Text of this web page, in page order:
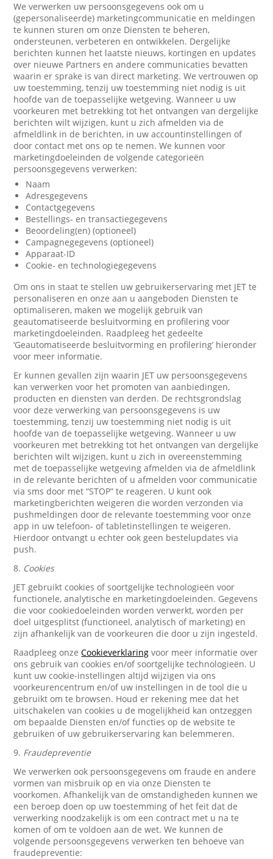
We verwerken uw persoonsgegevens ook om u
(gepersonaliseerde) marketingcommunicatie en meldingen
te kunnen sturen om onze Diensten te beheren,
ondersteunen, verbeteren en ontwikkelen. Dergelijke
berichten kunnen het laatste nieuws, kortingen en updates
over nieuwe Partners en andere communicaties bevatten
waarin er sprake is van direct marketing. We vertrouwen op
uw toestemming, tenzij uw toestemming niet nodig is uit
hoofde van de toepasselijke wetgeving. Wanneer u uw
voorkeuren met betrekking tot het ontvangen van dergelijke
berichten wilt wijzigen, kunt u zich afmelden via de
afmeldlink in de berichten, in uw accountinstellingen of
door contact met ons op te nemen. We kunnen voor
marketingdoeleinden de volgende categorieën
persoonsgegevens verwerken:
Naam
Adresgegevens
Contactgegevens
Bestellings- en transactiegegevens
Beoordeling(en) (optioneel)
Campagnegegevens (optioneel)
Apparaat-ID
Cookie- en technologiegegevens
Om ons in staat te stellen uw gebruikerservaring met JET te
personaliseren en onze aan u aangeboden Diensten te
optimaliseren, maken we mogelijk gebruik van
geautomatiseerde besluitvorming en profilering voor
marketingdoeleinden. Raadpleeg het gedeelte
‘Geautomatiseerde besluitvorming en profilering’ hieronder
voor meer informatie.
Er kunnen gevallen zijn waarin JET uw persoonsgegevens
kan verwerken voor het promoten van aanbiedingen,
producten en diensten van derden. De rechtsgrondslag
voor deze verwerking van persoonsgegevens is uw
toestemming, tenzij uw toestemming niet nodig is uit
hoofde van de toepasselijke wetgeving. Wanneer u uw
voorkeuren met betrekking tot het ontvangen van dergelijke
berichten wilt wijzigen, kunt u zich in overeenstemming
met de toepasselijke wetgeving afmelden via de afmeldlink
in de relevante berichten of u afmelden voor communicatie
via sms door met “STOP” te reageren. U kunt ook
marketingberichten weigeren die worden verzonden via
pushmeldingen door de relevante toestemming voor onze
app in uw telefoon- of tabletinstellingen te weigeren.
Hierdoor ontvangt u echter ook geen bestelupdates via
push.
8. Cookies
JET gebruikt cookies of soortgelijke technologieën voor
functionele, analytische en marketingdoeleinden. Gegevens
die voor cookiedoeleinden worden verwerkt, worden per
doel uitgesplitst (functioneel, analytisch of marketing) en
zijn afhankelijk van de voorkeuren die door u zijn ingesteld.
Raadpleeg onzeCookieverklaring voor meer informatie over
ons gebruik van cookies en/of soortgelijke technologieën. U
kunt uw cookie-instellingen altijd wijzigen via ons
voorkeurencentrum en/of uw instellingen in de tool die u
gebruikt om te browsen. Houd er rekening mee dat het
uitschakelen van cookies u de mogelijkheid kan ontzeggen
om bepaalde Diensten en/of functies op de website te
gebruiken of uw gebruikerservaring kan belemmeren.
9. Fraudepreventie
We verwerken ook persoonsgegevens om fraude en andere
vormen van misbruik op en via onze Diensten te
voorkomen. Afhankelijk van de omstandigheden kunnen we
een beroep doen op uw toestemming of het feit dat de
verwerking noodzakelijk is om een contract met u na te
komen of om te voldoen aan de wet. We kunnen de
volgende persoonsgegevens verwerken ten behoeve van
fraudepreventie: